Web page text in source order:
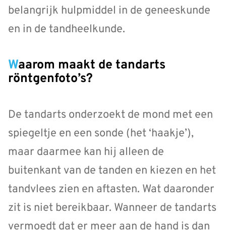
belangrijk hulpmiddel in de geneeskunde
en in de tandheelkunde.
Waarom maakt de tandarts
röntgenfoto’s?
De tandarts onderzoekt de mond met een
spiegeltje en een sonde (het ‘haakje’),
maar daarmee kan hij alleen de
buitenkant van de tanden en kiezen en het
tandvlees zien en aftasten. Wat daaronder
zit is niet bereikbaar. Wanneer de tandarts
vermoedt dat er meer aan de hand is dan